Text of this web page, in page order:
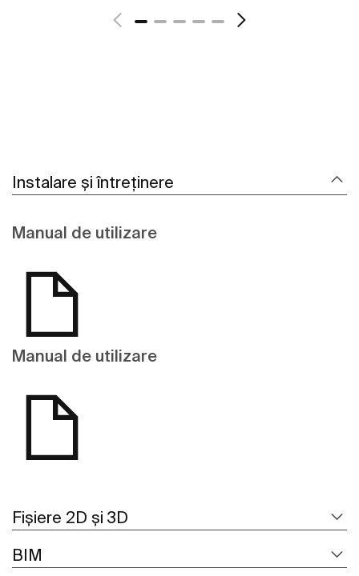
Instalare și întreținere
Manual de utilizare
Manual de utilizare
Fișiere 2D și 3D
BIM